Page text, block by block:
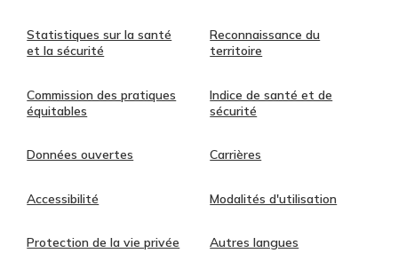
Statistiques sur la santé
et la sécurité
Reconnaissance du
territoire
Commission des pratiques
équitables
Indice de santé et de
sécurité
Données ouvertes Carrières
Accessibilité Modalités d'utilisation
Protection de la vie privée Autres langues